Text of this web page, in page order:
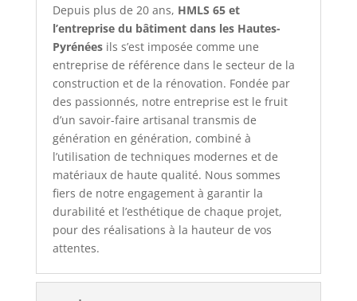
Depuis plus de 20 ans, HMLS 65 et
l’entreprise du bâtiment dans les Hautes-
Pyrénéesils s’est imposée comme une
entreprise de référence dans le secteur de la
construction et de la rénovation. Fondée par
des passionnés, notre entreprise est le fruit
d’un savoir-faire artisanal transmis de
génération en génération, combiné à
l’utilisation de techniques modernes et de
matériaux de haute qualité. Nous sommes
fiers de notre engagement à garantir la
durabilité et l’esthétique de chaque projet,
pour des réalisations à la hauteur de vos
attentes.